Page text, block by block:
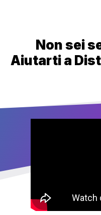
Non sei
Aiutarti a